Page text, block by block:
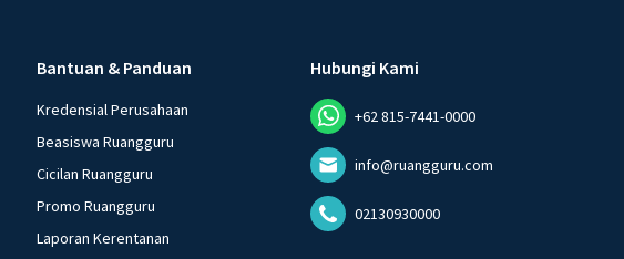
Bantuan & Panduan
Kredensial Perusahaan
Beasiswa Ruangguru
Cicilan Ruangguru
Promo Ruangguru
Laporan Kerentanan
Hubungi Kami
+62 815-7441-0000
info@ruangguru.com
02130930000